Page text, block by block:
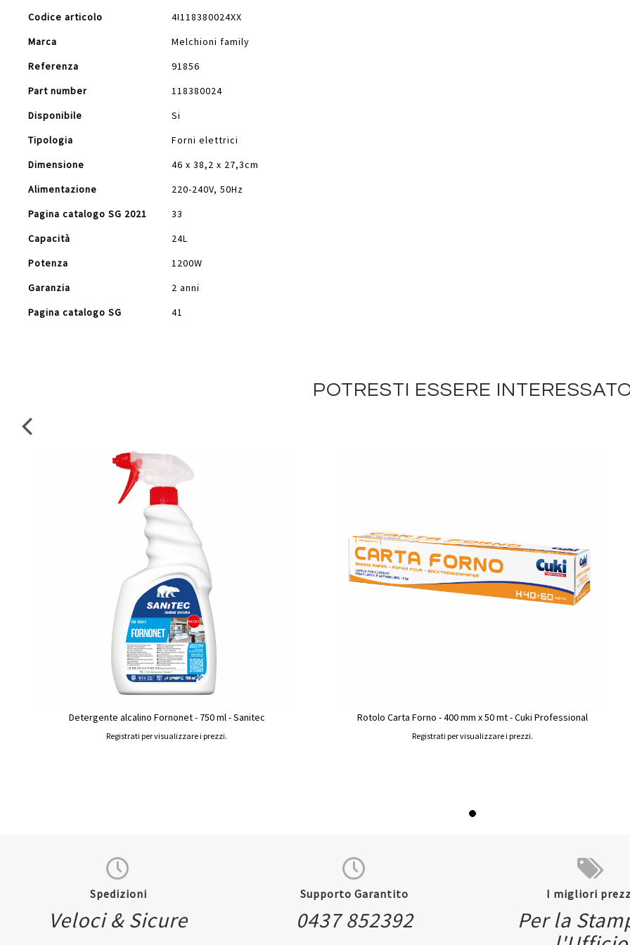
Maggiori
Codice articolo
4I118380024XX
Marca
Melchioni family
Referenza
91856
Part number
118380024
Disponibile
Si
Tipologia
Forni elettrici
Dimensione
46 x 38,2 x 27,3cm
Alimentazione
220-240V, 50Hz
Pagina catalogo SG 2021
33
Capacità
24L
Potenza
1200W
Garanzia
2 anni
Pagina catalogo SG
41
POTRESTI ESSERE
Detergente alcalino Fornonet - 750 ml - Sanitec
Registrati per visualizzare i prezzi.
Rotolo Carta Forno - 400 mm x 50 mt - Cuki Professional
Registrati per visualizzare i prezzi.
Spedizioni
Veloci & Sicure
Supporto Garantito
0437 852392
I migliori
Per la